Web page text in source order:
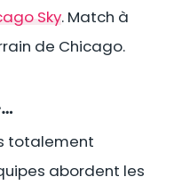
Sky. Match à
de Chicago.
totalement
abordent les